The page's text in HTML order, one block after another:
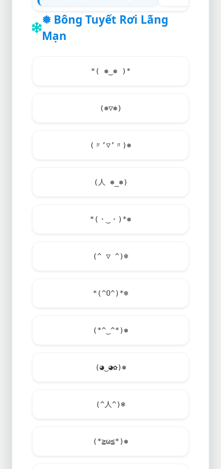
❅ Bông Tuyết Rơi Lãng
Mạn
*( ❅‿❅ )*
(❅▽❅)
(〃’▽’〃)❅
(人 ❅_❅)
*(・‿・)*❅
(^ ▽ ^)❄️
*(^O^)*❄️
(*^‿^*)❅
(◕‿◕✿)❅
(^人^)❄️
(*≧ω≦*)❅